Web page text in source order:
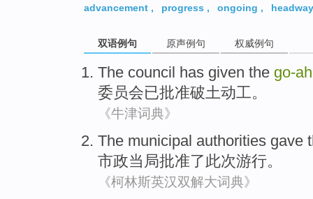
advancement , progress , ongoing , headway
双语例句 原声例句 权威例句
The council has given the go-
委员会已批准破土动工。
《牛津词典》
The municipal authorities gave
市政当局批准了此次游行。
《柯林斯英汉双解大词典》